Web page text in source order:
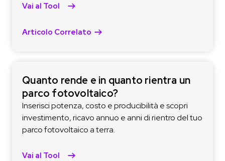
Vai al Tool
Articolo Correlato
Quanto rende e in quanto rientra un
parco fotovoltaico?
Inserisci potenza, costo e producibilità e scopri
investimento, ricavo annuo e anni di rientro del tuo
parco fotovoltaico a terra.
Vai al Tool